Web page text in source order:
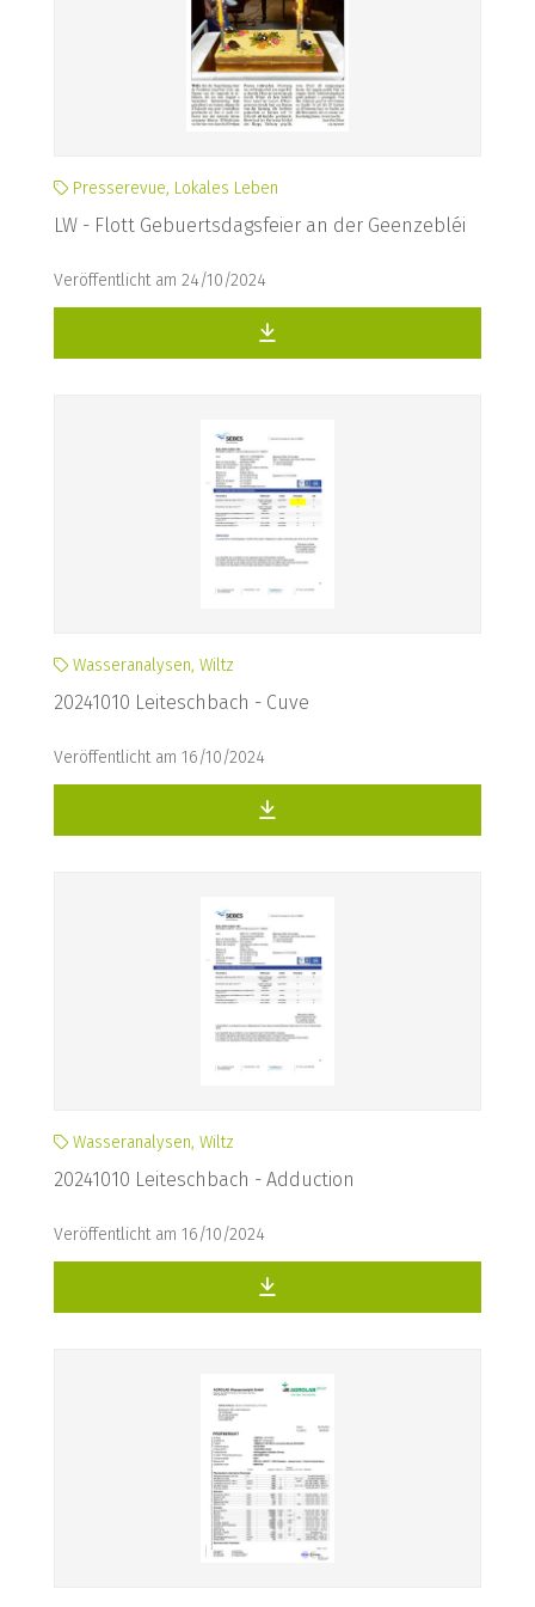
Presserevue, Lokales Leben
LW - Flott Gebuertsdagsfeier an der Geenzebléi
Veröffentlicht am 24/10/2024
Wasseranalysen, Wiltz
20241010 Leiteschbach - Cuve
Veröffentlicht am 16/10/2024
Wasseranalysen, Wiltz
20241010 Leiteschbach - Adduction
Veröffentlicht am 16/10/2024